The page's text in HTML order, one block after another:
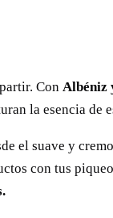
Con Albéniz
la esencia de
el suave y
con tus